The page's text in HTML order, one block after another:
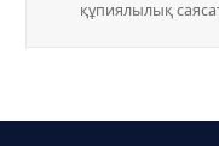
құпиялылық